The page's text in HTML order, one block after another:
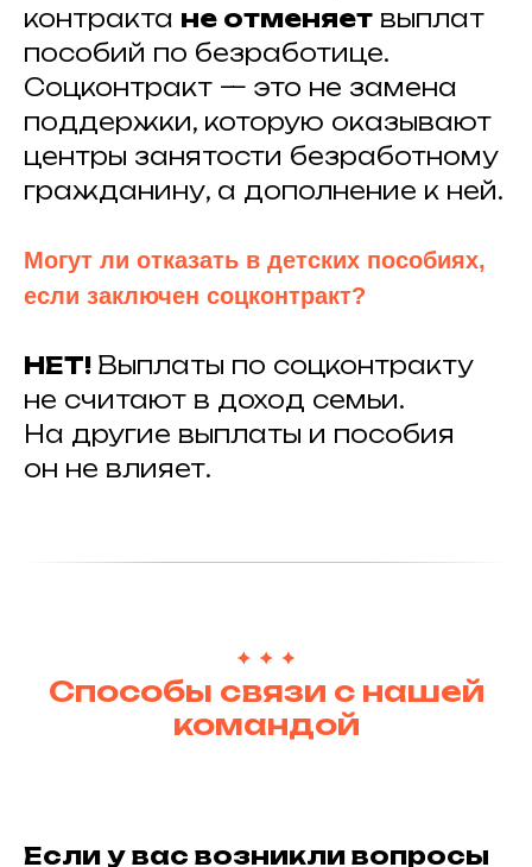
контракта не отменяет выплат
пособий по безработице.
Соцконтракт — это не замена
поддержки, которую оказывают
центры занятости безработному
гражданину, а дополнение к ней.
Могут ли отказать в детских пособиях,
если заключен соцконтракт?
НЕТ! Выплаты по соцконтракту
не считают в доход семьи.
На другие выплаты и пособия
он не влияет.
Способы связи с нашей
командой
Если у вас возникли вопросы